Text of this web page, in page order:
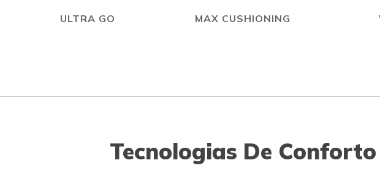
ULTRA GO MAX CUSHIONING
Tecnologias De Conforto